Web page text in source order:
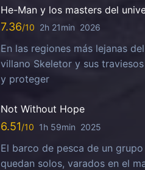
He-Man y los masters del
7.36 2h 21min 2026
En las regiones más lejanas
villano Skeletor y sus
y proteger
Not Without Hope
6.51 1h 59min 2025
El barco de pesca de un
quedan solos, varados en el